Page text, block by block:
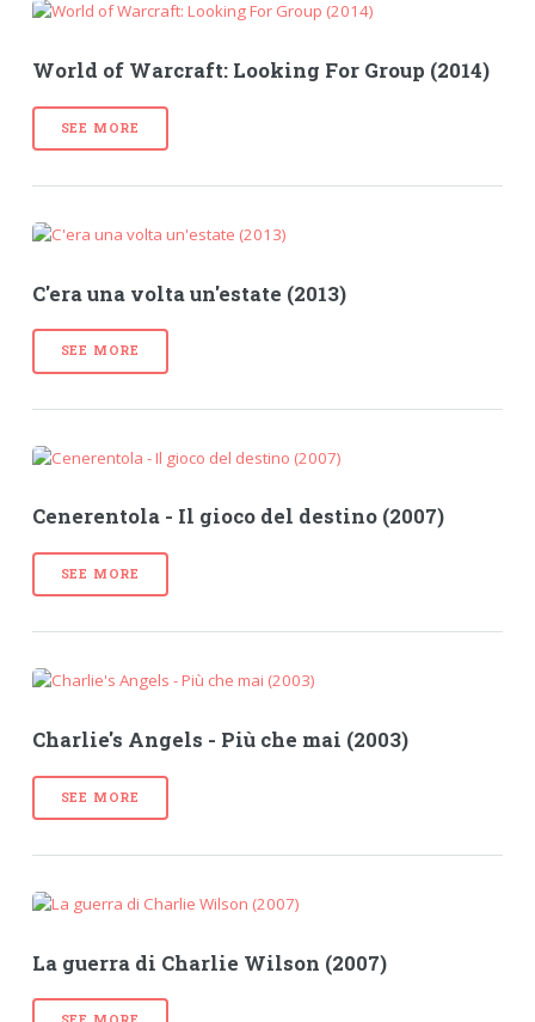
World of Warcraft: Looking For Group (2014)
SEE MORE
C'era una volta un'estate (2013)
SEE MORE
Cenerentola - Il gioco del destino (2007)
SEE MORE
Charlie's Angels - Più che mai (2003)
SEE MORE
La guerra di Charlie Wilson (2007)